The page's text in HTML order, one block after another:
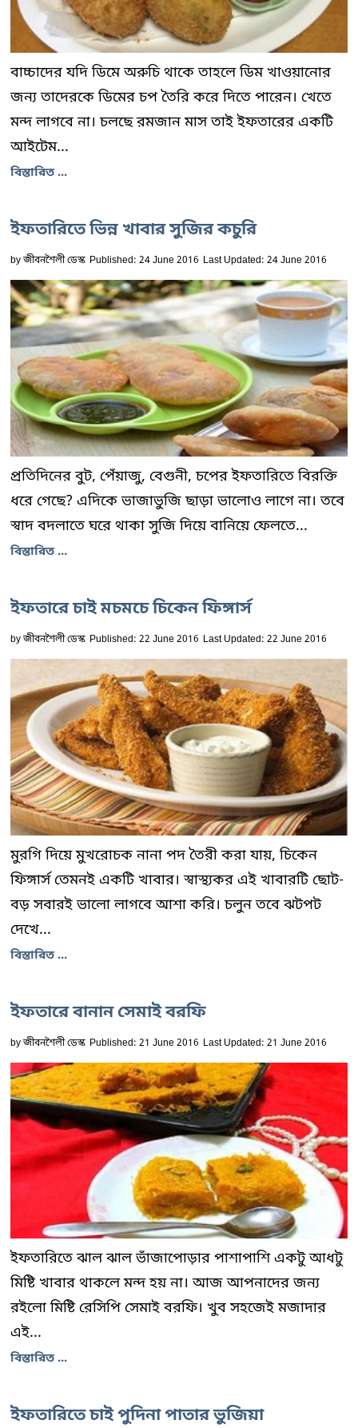
বাচ্চাদের যদি ডিমে অরুচি থাকে তাহলে ডিম খাওয়ানোর
জন্য তাদেরকে ডিমের চপ তৈরি করে দিতে পারেন। খেতে
মন্দ লাগবে না। চলছে রমজান মাস তাই ইফতারের একটি
আইটেম...
বিস্তারিত ...
ইফতারিতে ভিন্ন খাবার সুজির কচুরি
byজীবনশৈলী ডেস্ক Published: 24 June 2016 Last Updated: 24 June 2016
প্রতিদিনের বুট, পেঁয়াজু, বেগুনী, চপের ইফতারিতে বিরক্তি
ধরে গেছে? এদিকে ভাজাভুজি ছাড়া ভালোও লাগে না। তবে
স্বাদ বদলাতে ঘরে থাকা সুজি দিয়ে বানিয়ে ফেলতে...
বিস্তারিত ...
ইফতারে চাই মচমচে চিকেন ফিঙ্গার্স
byজীবনশৈলী ডেস্ক Published: 22 June 2016 Last Updated: 22 June 2016
মুরগি দিয়ে মুখরোচক নানা পদ তৈরী করা যায়, চিকেন
ফিঙ্গার্স তেমনই একটি খাবার। স্বাস্থ্যকর এই খাবারটি ছোট-
বড় সবারই ভালো লাগবে আশা করি। চলুন তবে ঝটপট
দেখে...
বিস্তারিত ...
ইফতারে বানান সেমাই বরফি
byজীবনশৈলী ডেস্ক Published: 21 June 2016 Last Updated: 21 June 2016
ইফতারিতে ঝাল ঝাল ভাঁজাপোড়ার পাশাপাশি একটু আধটু
মিষ্টি খাবার থাকলে মন্দ হয় না। আজ আপনাদের জন্য
রইলো মিষ্টি রেসিপি সেমাই বরফি। খুব সহজেই মজাদার
এই...
বিস্তারিত ...
ইফতারিতে চাই পুদিনা পাতার ভুজিয়া